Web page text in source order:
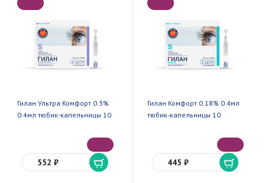
Гилан Ультра Комфорт 0.3%
0.4мл тюбик-капельницы 10
552 ₽
Гилан Комфорт 0.18% 0.4мл
тюбик-капельницы 10
445 ₽